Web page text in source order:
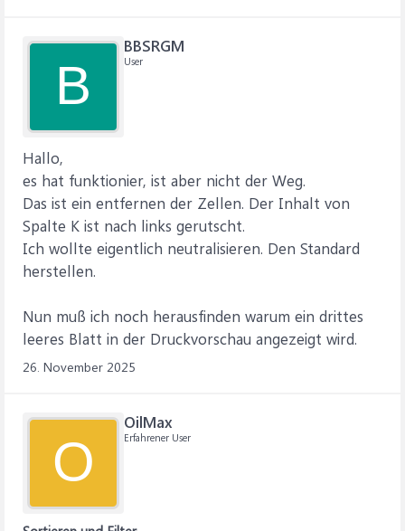
B
BBSRGM
User
Hallo,
es hat funktionier, ist aber nicht der Weg.
Das ist ein entfernen der Zellen. Der Inhalt von
Spalte K ist nach links gerutscht.
Ich wollte eigentlich neutralisieren. Den Standard
herstellen.
Nun muß ich noch herausfinden warum ein drittes
leeres Blatt in der Druckvorschau angezeigt wird.
26. November 2025
O
OilMax
Erfahrener User